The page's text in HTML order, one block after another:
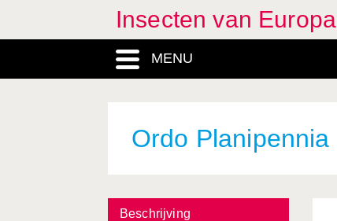
Insecten van Europa
MENU
Ordo Planipennia
Beschrijving